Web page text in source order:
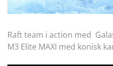
Raft team i action med
M3 Elite MAXI med konisk